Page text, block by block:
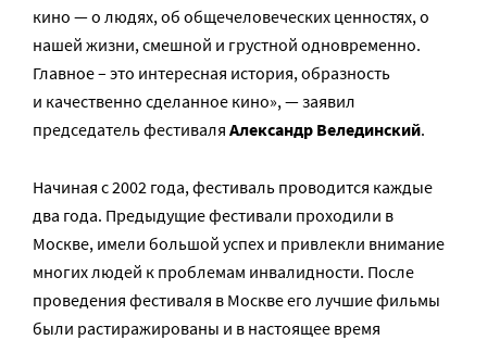
кино — о людях, об общечеловеческих ценностях, о
нашей жизни, смешной и грустной одновременно.
Главное – это интересная история, образность
и качественно сделанное кино», — заявил
председатель фестиваля Александр Велединский.
Начиная с 2002 года, фестиваль проводится каждые
два года. Предыдущие фестивали проходили в
Москве, имели большой успех и привлекли внимание
многих людей к проблемам инвалидности. После
проведения фестиваля в Москве его лучшие фильмы
были растиражированы и в настоящее время